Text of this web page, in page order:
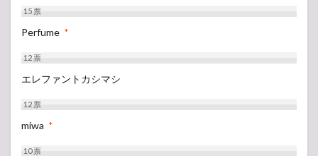
15票
Perfume *
12票
エレファントカシマシ
12票
miwa *
10票